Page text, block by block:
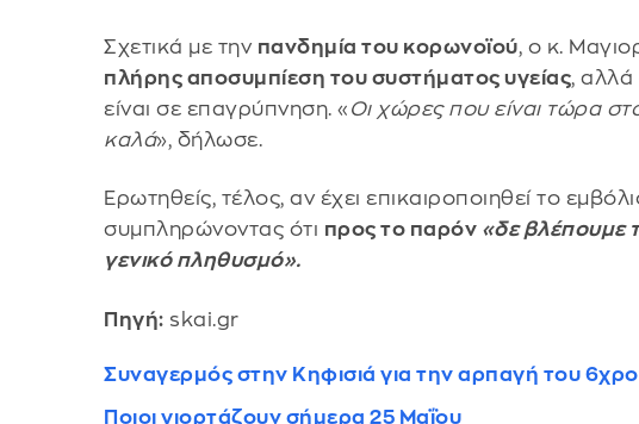
Σχετικά με την πανδημία του κορωνοϊού, ο κ.
πλήρης αποσυμπίεση του συστήματος υγείας, αλλά
είναι σε επαγρύπνηση. « Οι χώρες που είναι τώρα
καλά», δήλωσε.
Ερωτηθείς, τέλος, αν έχει επικαιροποιηθεί το
συμπληρώνοντας ότι προς το παρόν «δε βλέπουμε
γενικό πληθυσμό».
Πηγή: skai.gr
Συναγερμός στην Κηφισιά για την αρπαγή του
Ποιοι γιορτάζουν σήμερα 25 Μαΐου